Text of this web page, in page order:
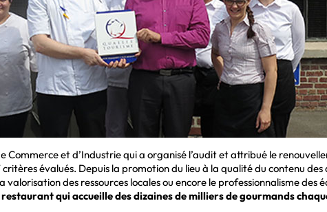
Commerce et d’Industrie qui a organisé l’audit et attribué le
évalués. Depuis la promotion du lieu à la qualité du contenu
des ressources locales ou encore le professionnalisme des
qui accueille des dizaines de milliers de gourmands